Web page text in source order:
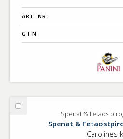
ART. NR.
GTIN
Välj
Spenat &
Spenat &
Carolines